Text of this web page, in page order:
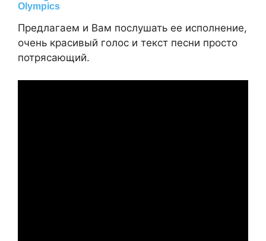
Предлагаем и Вам послушать ее исполнение,
очень красивый голос и текст песни просто
потрясающий.